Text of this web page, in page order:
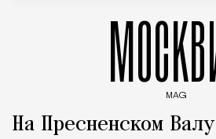
MAG
На Пресненском